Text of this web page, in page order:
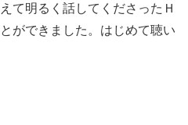
て明るく話してくださったＨ
ができました。はじめて聴い